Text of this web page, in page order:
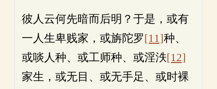
彼人云何先暗而后明？于是，或有
一人生卑贱家，或旃陀罗[11]种、
或啖人种、或工师种、或淫泆[12]
家生，或无目、或无手足、或时裸